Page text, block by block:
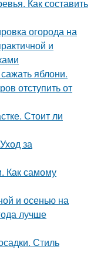
Как составить
огорода на
и
яблони.
отступить от
Стоит ли
за
Как самому
и осенью на
лучше
Стиль